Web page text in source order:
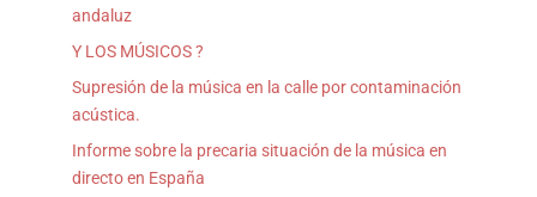
andaluz
Y LOS MÚSICOS ?
Supresión de la música en la calle por contaminación
acústica.
Informe sobre la precaria situación de la música en
directo en España